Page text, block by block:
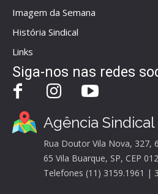
Imagem da Semana
História Sindical
Links
Siga-nos nas redes
Agência Sindical
Rua Doutor Vila Nova, 327,
65 Vila Buarque, SP, CEP
Telefones (11) 3159.1961 |